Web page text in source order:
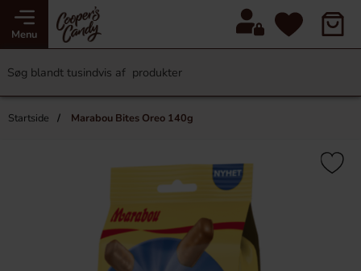
Menu
Startside Marabou Bites Oreo 140g